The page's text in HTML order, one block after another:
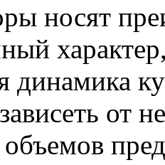
носят
динамика
от